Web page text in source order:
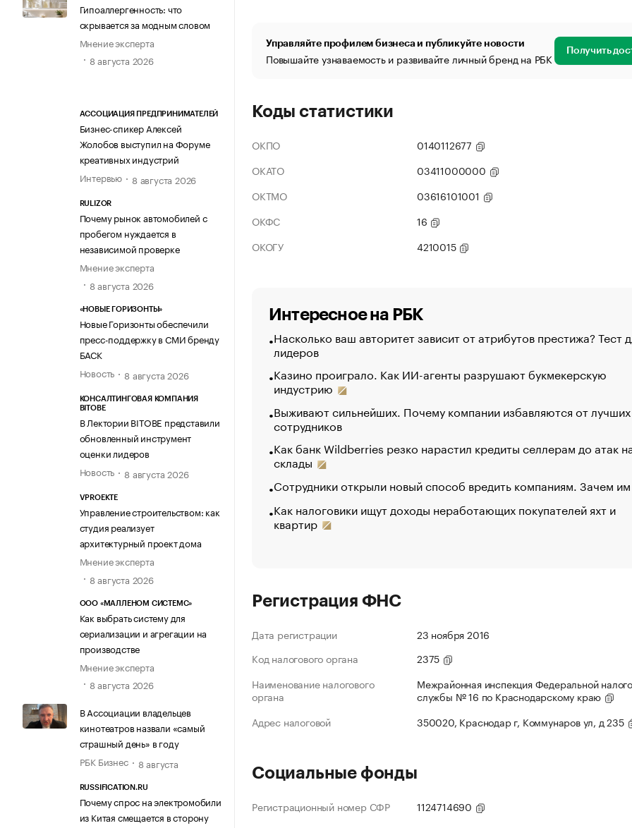
Гипоаллергенность: что
скрывается за модным словом
Мнение эксперта
8 августа 2026
АССОЦИАЦИЯ ПРЕДПРИНИМАТЕЛЕЙ
Бизнес-спикер Алексей
Жолобов выступил на Форуме
креативных индустрий
Интервью
8 августа 2026
RULIZOR
Почему рынок автомобилей с
пробегом нуждается в
независимой проверке
Мнение эксперта
8 августа 2026
«НОВЫЕ ГОРИЗОНТЫ»
Новые Горизонты обеспечили
пресс-поддержку в СМИ бренду
БАСК
Новость
8 августа 2026
КОНСАЛТИНГОВАЯ КОМПАНИЯ
BITOBE
В Лектории BITOBE представили
обновленный инструмент
оценки лидеров
Новость
8 августа 2026
VPROEKTE
Управление строительством: как
студия реализует
архитектурный проект дома
Мнение эксперта
8 августа 2026
ООО «МАЛЛЕНОМ СИСТЕМС»
Как выбрать систему для
сериализации и агрегации на
производстве
Мнение эксперта
8 августа 2026
В Ассоциации владельцев
кинотеатров назвали «самый
страшный день» в году
РБК Бизнес
8 августа
RUSSIFICATION.RU
Почему спрос на электромобили
из Китая смещается в сторону
Управляйте профилем бизнеса и публикуйте новости
Повышайте узнаваемость и развивайте личный бренд на РБК Получить
Коды статистики
ОКПО
0140112677
ОКАТО
03411000000
ОКТМО
03616101001
ОКФС
16
ОКОГУ
4210015
Интересное на РБК
Насколько ваш авторитет зависит от атрибутов престижа? Тест
лидеров
Казино проиграло. Как ИИ-агенты разрушают букмекерскую
индустрию
Выживают сильнейших. Почему компании избавляются от лучших
сотрудников
Как банк Wildberries резко нарастил кредиты селлерам до атак
склады
Сотрудники открыли новый способ вредить компаниям. Зачем
Как налоговики ищут доходы неработающих покупателей яхт и
квартир
Регистрация ФНС
Дата регистрации
23 ноября 2016
Код налогового органа
2375
Наименование налогового
органа
Межрайонная инспекция Федеральной
службы № 16 по Краснодарскому краю
Адрес налоговой
350020, Краснодар г, Коммунаров ул, д 235
Социальные фонды
Регистрационный номер СФР
1124714690